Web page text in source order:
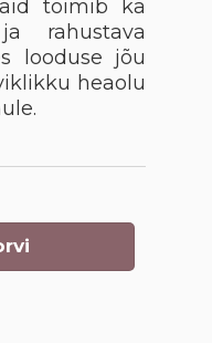
toimib ka
rahustava
looduse jõu
heaolu